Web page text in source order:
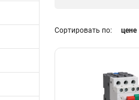
2Р/400В
Сортировать по: цене